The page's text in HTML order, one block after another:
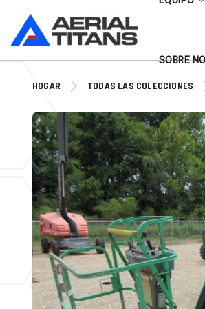
SOBRE
HOGAR TODAS LAS COLECCIONES